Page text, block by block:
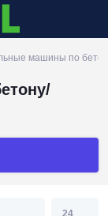
машины по